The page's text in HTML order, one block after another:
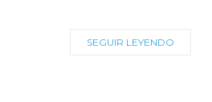
SEGUIR LEYENDO